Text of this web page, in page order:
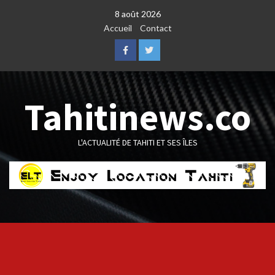
8 août 2026
Accueil
Contact
FacebookTwitter
Tahitinews.co
L'ACTUALITÉ DE TAHITI ET SES ÎLES